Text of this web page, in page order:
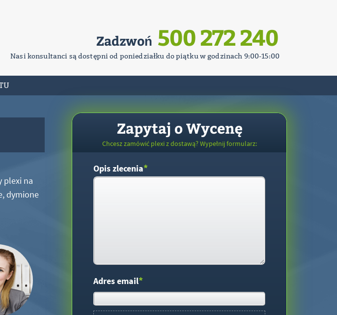
Zadzwoń 500 272 240
Nasi konsultanci są dostępni od poniedziałku do piątku w godzinach 9:00-15:00
plexi na
dymione
Zapytaj o Wycenę
Chcesz zamówić plexi z dostawą? Wypełnij formularz:
Opis zlecenia*
Adres email*